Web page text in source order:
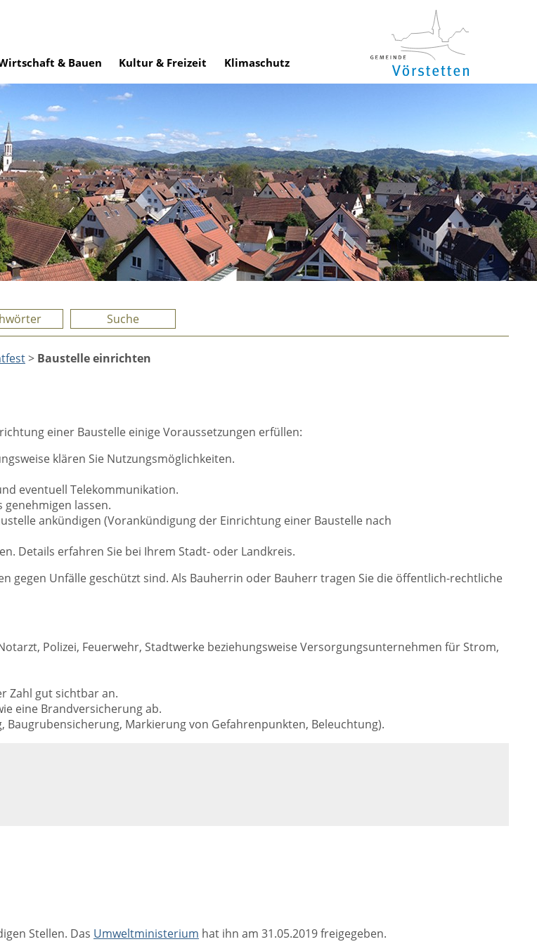
& Bauen Kultur & Freizeit Klimaschutz
Suche
> Baustelle einrichten
einer Baustelle einige Voraussetzungen erfüllen:
klären Sie Nutzungsmöglichkeiten.
eventuell Telekommunikation.
genehmigen lassen.
ankündigen (Vorankündigung der Einrichtung einer Baustelle nach
Details erfahren Sie bei Ihrem Stadt- oder Landkreis.
gegen Unfälle geschützt sind. Als Bauherrin oder Bauherr tragen Sie die öffentlich-rechtliche
Polizei, Feuerwehr, Stadtwerke beziehungsweise Versorgungsunternehmen für Strom,
Zahl gut sichtbar an.
eine Brandversicherung ab.
Baugrubensicherung, Markierung von Gefahrenpunkten, Beleuchtung).
Stellen. Das Umweltministerium hat ihn am 31.05.2019 freigegeben.